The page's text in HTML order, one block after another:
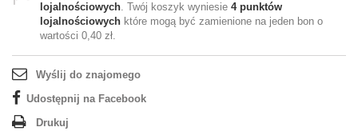
lojalnościowych. Twój koszyk wyniesie 4punktów
lojalnościowych które mogą być zamienione na jeden bon o
wartości 0,40 zł.
Wyślij do znajomego
Udostępnij na Facebook
Drukuj